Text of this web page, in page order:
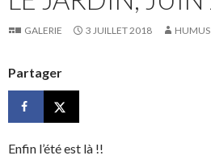
GALERIE 3 JUILLET 2018 HUMUS
Partager
Enfin l’été est là !!